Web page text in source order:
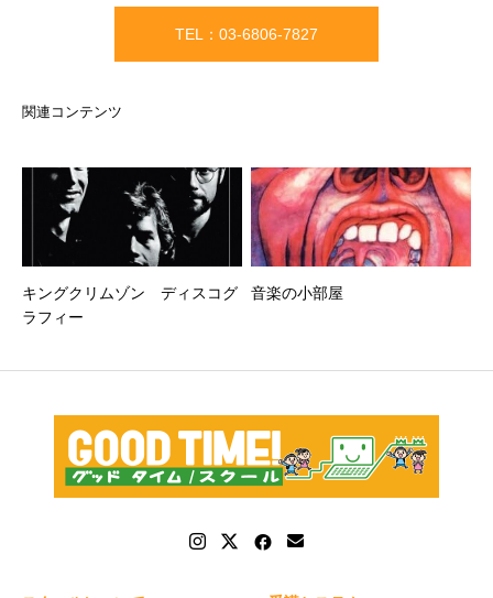
TEL：03-6806-7827
関連コンテンツ
キングクリムゾン ディスコグ
ラフィー
音楽の小部屋